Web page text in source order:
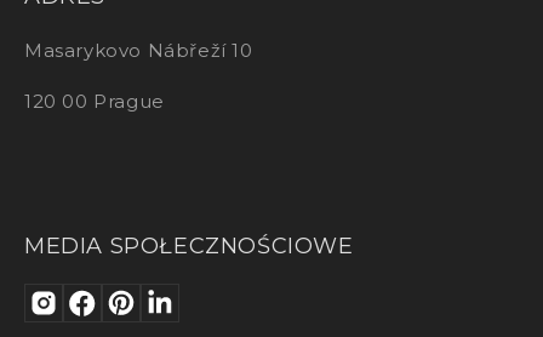
Masarykovo Nábřeží 10
120 00 Prague
MEDIA SPOŁECZNOŚCIOWE